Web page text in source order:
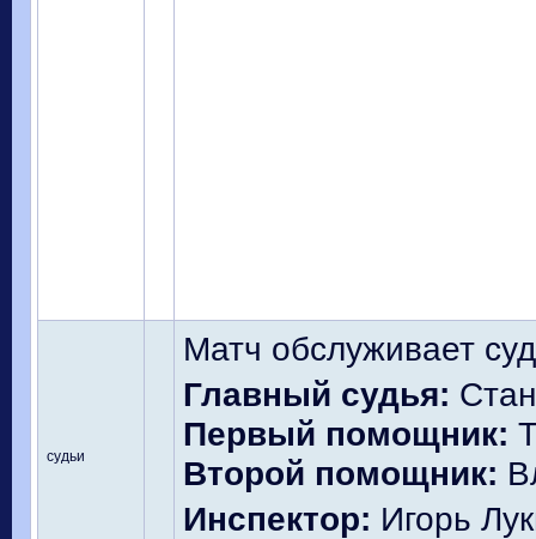
судьи
Матч обслуживает
Главный судья:
Первый помощник:
Второй помощник:
Инспектор: Игорь